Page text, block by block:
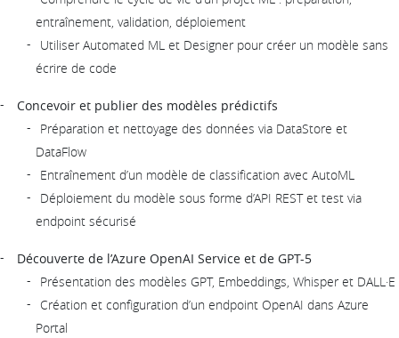
entraînement, validation, déploiement
Utiliser Automated ML et Designer pour créer un modèle sans
écrire de code
Concevoir et publier des modèles prédictifs
Préparation et nettoyage des données via DataStore et
DataFlow
Entraînement d’un modèle de classification avec AutoML
Déploiement du modèle sous forme d’API REST et test via
endpoint sécurisé
Découverte de l’Azure OpenAI Service et de GPT-5
Présentation des modèles GPT, Embeddings, Whisper et DALL·E
Création et configuration d’un endpoint OpenAI dans Azure
Portal